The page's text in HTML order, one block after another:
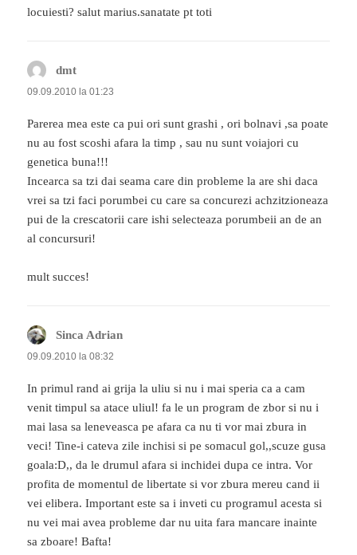
locuiesti? salut marius.sanatate pt toti
dmt
09.09.2010 la 01:23
Parerea mea este ca pui ori sunt grashi , ori bolnavi ,sa poate
nu au fost scoshi afara la timp , sau nu sunt voiajori cu
genetica buna!!!
Incearca sa tzi dai seama care din probleme la are shi daca
vrei sa tzi faci porumbei cu care sa concurezi achzitzioneaza
pui de la crescatorii care ishi selecteaza porumbeii an de an
al concursuri!
mult succes!
Sinca Adrian
09.09.2010 la 08:32
In primul rand ai grija la uliu si nu i mai speria ca a cam
venit timpul sa atace uliul! fa le un program de zbor si nu i
mai lasa sa leneveasca pe afara ca nu ti vor mai zbura in
veci! Tine-i cateva zile inchisi si pe somacul gol,,scuze gusa
goala:D,, da le drumul afara si inchidei dupa ce intra. Vor
profita de momentul de libertate si vor zbura mereu cand ii
vei elibera. Important este sa i inveti cu programul acesta si
nu vei mai avea probleme dar nu uita fara mancare inainte
sa zboare! Bafta!